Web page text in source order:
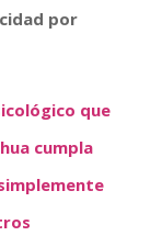
por
que
cumpla